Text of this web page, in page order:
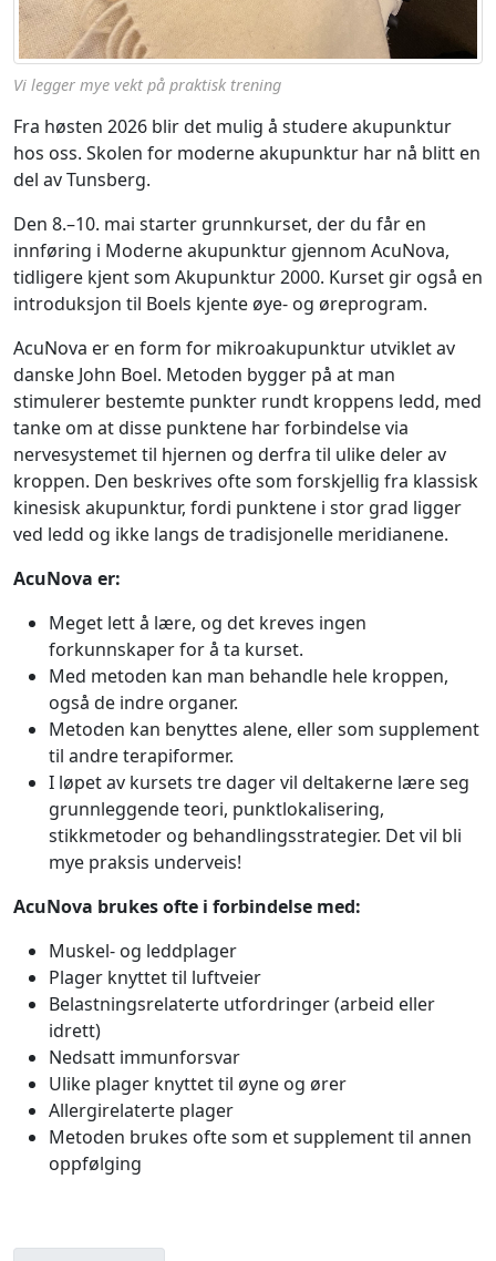
Vi legger mye vekt på praktisk trening
Fra høsten 2026 blir det mulig å studere akupunktur
hos oss. Skolen for moderne akupunktur har nå blitt en
del av Tunsberg.
Den 8.–10. mai starter grunnkurset, der du får en
innføring i Moderne akupunktur gjennom AcuNova,
tidligere kjent som Akupunktur 2000. Kurset gir også en
introduksjon til Boels kjente øye- og øreprogram.
AcuNova er en form for mikroakupunktur utviklet av
danske John Boel. Metoden bygger på at man
stimulerer bestemte punkter rundt kroppens ledd, med
tanke om at disse punktene har forbindelse via
nervesystemet til hjernen og derfra til ulike deler av
kroppen. Den beskrives ofte som forskjellig fra klassisk
kinesisk akupunktur, fordi punktene i stor grad ligger
ved ledd og ikke langs de tradisjonelle meridianene.
AcuNova er:
Meget lett å lære, og det kreves ingen
forkunnskaper for å ta kurset.
Med metoden kan man behandle hele kroppen,
også de indre organer.
Metoden kan benyttes alene, eller som supplement
til andre terapiformer.
I løpet av kursets tre dager vil deltakerne lære seg
grunnleggende teori, punktlokalisering,
stikkmetoder og behandlingsstrategier. Det vil bli
mye praksis underveis!
AcuNova brukes ofte i forbindelse med:
Muskel- og leddplager
Plager knyttet til luftveier
Belastningsrelaterte utfordringer (arbeid eller
idrett)
Nedsatt immunforsvar
Ulike plager knyttet til øyne og ører
Allergirelaterte plager
Metoden brukes ofte som et supplement til annen
oppfølging